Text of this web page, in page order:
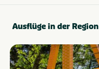
Ausflüge in der Region